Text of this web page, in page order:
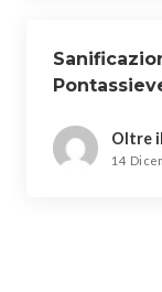
Oltre
14